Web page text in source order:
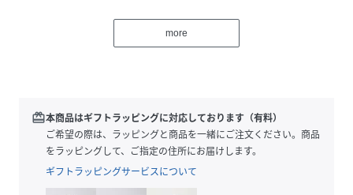
カジュアルシーンからスポーティカジュアルのコーディネー
※照明の関係により、実際よりも色味が違って見える場合が
あります。また、パソコン・スマートフォンなどの環境によ
り、若干製品と画像のカラーが異なる場合もございます。
more
redeem本商品はギフトラッピングに対応しております（有料）
ご希望の際は、ラッピングと商品を一緒にご注文ください。商品
をラッピングして、ご指定の住所にお届けします。
ギフトラッピングサービスについて